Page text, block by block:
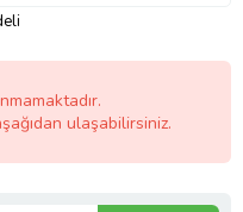
ulaşabilirsiniz.